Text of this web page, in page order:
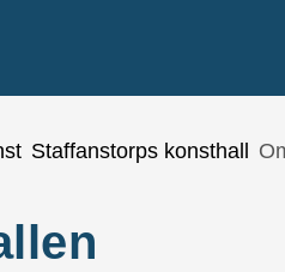
Staffanstorps konsthall